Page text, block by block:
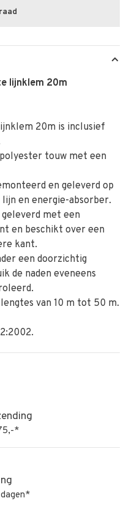
lijnklem 20m
20m is inclusief
touw met een
en geleverd op
en energie-absorber.
met een
en beschikt over een
kant.
een doorzichtig
de naden eveneens
van 10 m tot 50 m.
*